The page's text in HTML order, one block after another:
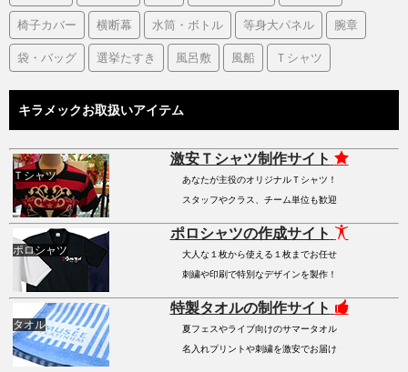
椅子カバー 横断幕 水筒・ボトル 等身大パネル 腕章
袋・バッグ 選挙たすき 風呂敷 風船 Ｔシャツ
キラメックお取扱いアイテム
Ｔシャツ
激安Ｔシャツ制作サイト
あなたが主役のオリジナルＴシャツ！
スタッフやクラス、チーム単位も歓迎
ポロシャツ
ポロシャツの作成サイト
大人な１枚から使える１枚までお任せ
刺繍や印刷で特別なデザインを製作！
タオル
特製タオルの制作サイト
夏フェスやライブ向けのサマータオル
名入れプリントや刺繍を激安でお届け